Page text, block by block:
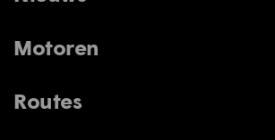
Motoren
Routes